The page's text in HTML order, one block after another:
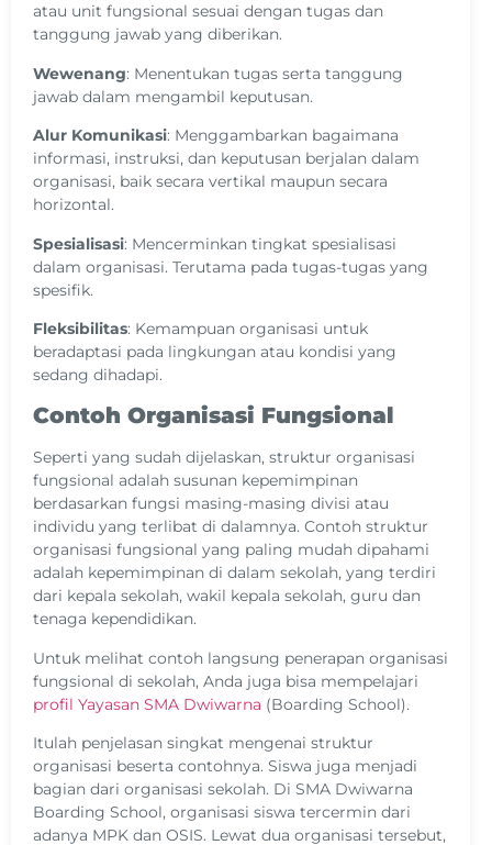
atau unit fungsional sesuai dengan tugas dan
tanggung jawab yang diberikan.
Wewenang: Menentukan tugas serta tanggung
jawab dalam mengambil keputusan.
Alur Komunikasi: Menggambarkan bagaimana
informasi, instruksi, dan keputusan berjalan dalam
organisasi, baik secara vertikal maupun secara
horizontal.
Spesialisasi: Mencerminkan tingkat spesialisasi
dalam organisasi. Terutama pada tugas-tugas yang
spesifik.
Fleksibilitas: Kemampuan organisasi untuk
beradaptasi pada lingkungan atau kondisi yang
sedang dihadapi.
Contoh Organisasi Fungsional
Seperti yang sudah dijelaskan, struktur organisasi
fungsional adalah susunan kepemimpinan
berdasarkan fungsi masing-masing divisi atau
individu yang terlibat di dalamnya. Contoh struktur
organisasi fungsional yang paling mudah dipahami
adalah kepemimpinan di dalam sekolah, yang terdiri
dari kepala sekolah, wakil kepala sekolah, guru dan
tenaga kependidikan.
Untuk melihat contoh langsung penerapan organisasi
fungsional di sekolah, Anda juga bisa mempelajari
profil Yayasan SMA Dwiwarna (Boarding School).
Itulah penjelasan singkat mengenai struktur
organisasi beserta contohnya. Siswa juga menjadi
bagian dari organisasi sekolah. Di SMA Dwiwarna
Boarding School, organisasi siswa tercermin dari
adanya MPK dan OSIS. Lewat dua organisasi tersebut,